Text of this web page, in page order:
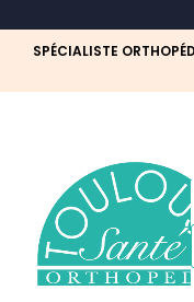
SPÉCIALISTE